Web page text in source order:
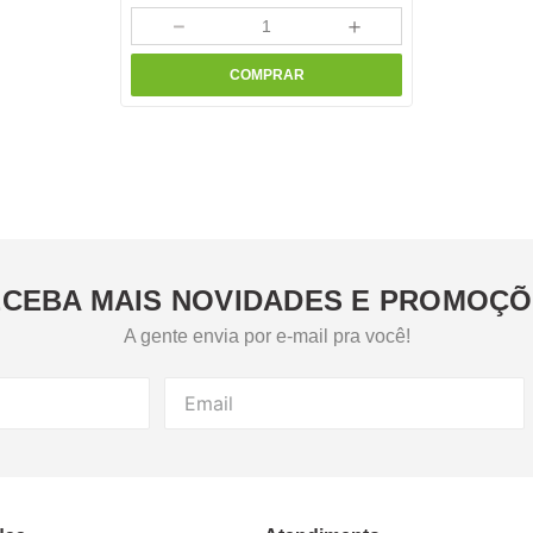
＋
－
COMPRAR
MAIS NOVIDADES E
A gente envia por e-mail pra você!